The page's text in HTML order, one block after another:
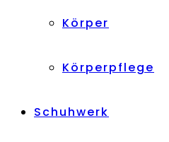
Körper
Körperpflege
Schuhwerk